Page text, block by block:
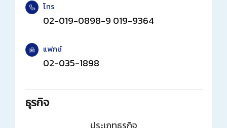
โทร
02-019-0898-9 019-9364
แฟกซ์
02-035-1898
ธุรกิจ
ประเภทธุรกิจ